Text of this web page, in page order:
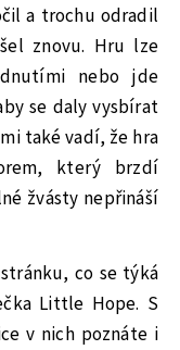
a trochu odradil
znovu. Hru lze
nebo jde
se daly vysbírat
také vadí, že hra
který brzdí
žvásty nepřináší
co se týká
Little Hope. S
v nich poznáte i